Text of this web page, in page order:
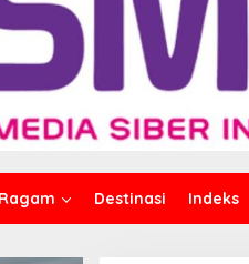
Ragam Destinasi Indeks